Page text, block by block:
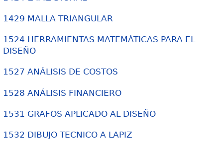
1429 MALLA TRIANGULAR
1524 HERRAMIENTAS MATEMÁTICAS PARA EL
DISEÑO
1527 ANÁLISIS DE COSTOS
1528 ANÁLISIS FINANCIERO
1531 GRAFOS APLICADO AL DISEÑO
1532 DIBUJO TECNICO A LAPIZ